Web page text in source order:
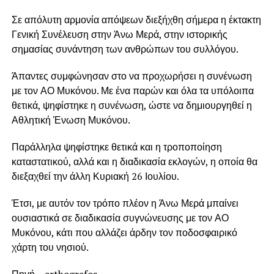
Σε απόλυτη αρμονία απόψεων διεξήχθη σήμερα η έκτακτη
Γενική Συνέλευση στην Άνω Μερά, στην ιστορικής
σημασίας συνάντηση των ανθρώπων του συλλόγου.
Άπαντες συμφώνησαν στο να προχωρήσει η συνένωση
με τον ΑΟ Μυκόνου. Με ένα παρών και όλα τα υπόλοιπα
θετικά, ψηφίστηκε η συνένωση, ώστε να δημιουργηθεί η
Αθλητική Ένωση Μυκόνου.
Παράλληλα ψηφίστηκε θετικά και η τροποποίηση
καταστατικού, αλλά και η διαδικασία εκλογών, η οποία θα
διεξαχθεί την άλλη Κυριακή 26 Ιουλίου.
Έτσι, με αυτόν τον τρόπο πλέον η Άνω Μερά μπαίνει
ουσιαστικά σε διαδικασία συγνώνευσης με τον ΑΟ
Μυκόνου, κάτι που αλλάζει άρδην τον ποδοσφαιρικό
χάρτη του νησιού.